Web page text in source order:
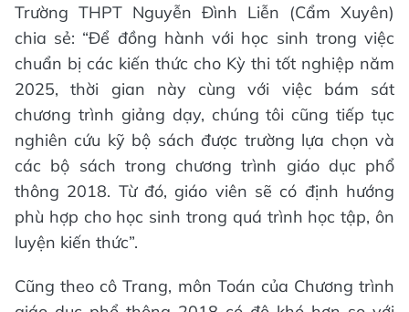
Trường THPT Nguyễn Đình Liễn (Cẩm Xuyên)
chia sẻ: “Để đồng hành với học sinh trong việc
chuẩn bị các kiến thức cho Kỳ thi tốt nghiệp năm
2025, thời gian này cùng với việc bám sát
chương trình giảng dạy, chúng tôi cũng tiếp tục
nghiên cứu kỹ bộ sách được trường lựa chọn và
các bộ sách trong chương trình giáo dục phổ
thông 2018. Từ đó, giáo viên sẽ có định hướng
phù hợp cho học sinh trong quá trình học tập, ôn
luyện kiến thức”.
Cũng theo cô Trang, môn Toán của Chương trình